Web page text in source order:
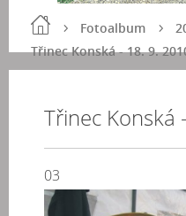
Fotoalbum
Třinec Konská - 18. 9.
Třinec Konská
03